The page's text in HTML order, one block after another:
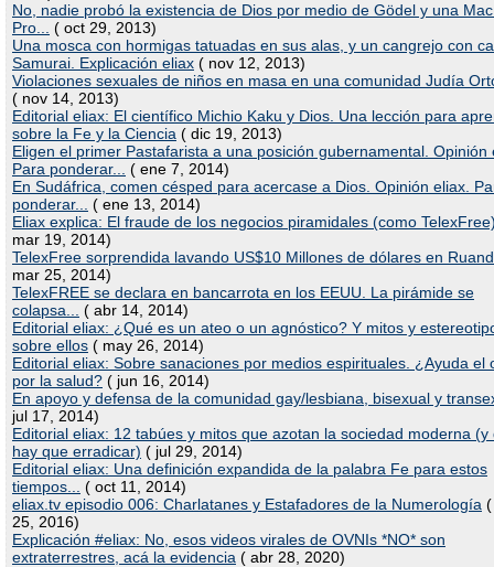
No, nadie probó la existencia de Dios por medio de Gödel y una
Pro...
( oct 29, 2013)
Una mosca con hormigas tatuadas en sus alas, y un cangrejo con
Samurai. Explicación eliax ( nov 12, 2013)
Violaciones sexuales de niños en masa en una comunidad Judía
( nov 14, 2013)
Editorial eliax: El científico Michio Kaku y Dios. Una lección para
sobre la Fe y la Ciencia ( dic 19, 2013)
Eligen el primer Pastafarista a una posición gubernamental. Opinión
Para ponderar...
( ene 7, 2014)
En Sudáfrica, comen césped para acercase a Dios. Opinión eliax.
ponderar...
( ene 13, 2014)
Eliax explica: El fraude de los negocios piramidales (como
mar 19, 2014)
TelexFree sorprendida lavando US$10 Millones de dólares en
mar 25, 2014)
TelexFREE se declara en bancarrota en los EEUU. La pirámide se
colapsa...
( abr 14, 2014)
Editorial eliax: ¿Qué es un ateo o un agnóstico? Y mitos y
sobre ellos ( may 26, 2014)
Editorial eliax: Sobre sanaciones por medios espirituales. ¿Ayuda el
por la salud? ( jun 16, 2014)
En apoyo y defensa de la comunidad gay/lesbiana, bisexual y
jul 17, 2014)
Editorial eliax: 12 tabúes y mitos que azotan la sociedad moderna (y
hay que erradicar) ( jul 29, 2014)
Editorial eliax: Una definición expandida de la palabra Fe para estos
tiempos...
( oct 11, 2014)
eliax.tv episodio 006: Charlatanes y Estafadores de la Numerología
25, 2016)
Explicación #eliax: No, esos videos virales de OVNIs *NO* son
extraterrestres, acá la evidencia ( abr 28, 2020)